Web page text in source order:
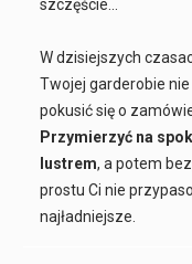
szczęście...
W dzisiejszych
Twojej garderobie
pokusić się o
Przymierzyć na
lustrem, a potem
prostu Ci nie
najładniejsze.